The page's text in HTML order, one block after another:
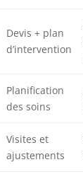
Devis + plan
d’intervention
Planification
des soins
Visites et
ajustements